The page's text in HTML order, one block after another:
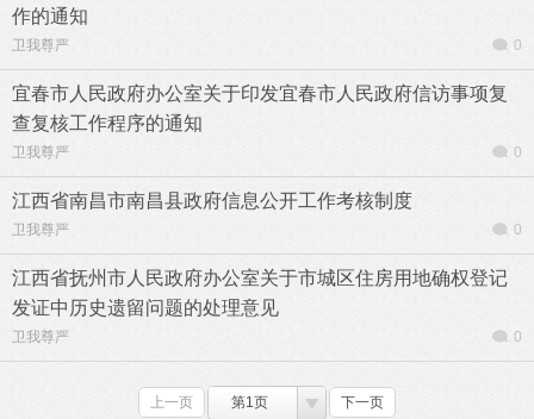
作的通知
卫我尊严 0
宜春市人民政府办公室关于印发宜春市人民政府信访事项复
查复核工作程序的通知
卫我尊严 0
江西省南昌市南昌县政府信息公开工作考核制度
卫我尊严 0
江西省抚州市人民政府办公室关于市城区住房用地确权登记
发证中历史遗留问题的处理意见
卫我尊严 0
上一页 第1页 下一页